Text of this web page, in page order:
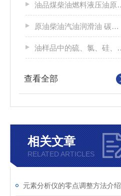
油品煤柴油燃料液压油原油金属元素检测仪机
原油柴油汽油润滑油 碳氢化合物进行硫分析
油样品中的硫、氯、硅、磷的快速分析
查看全部
相关文章
RELATED ARTICLES
元素分析仪的零点调整方法介绍